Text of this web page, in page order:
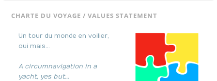
CHARTE DU VOYAGE / VALUES STATEMENT
Un tour du monde en voilier,
oui mais…
A circumnavigation in a
yacht, yes but…